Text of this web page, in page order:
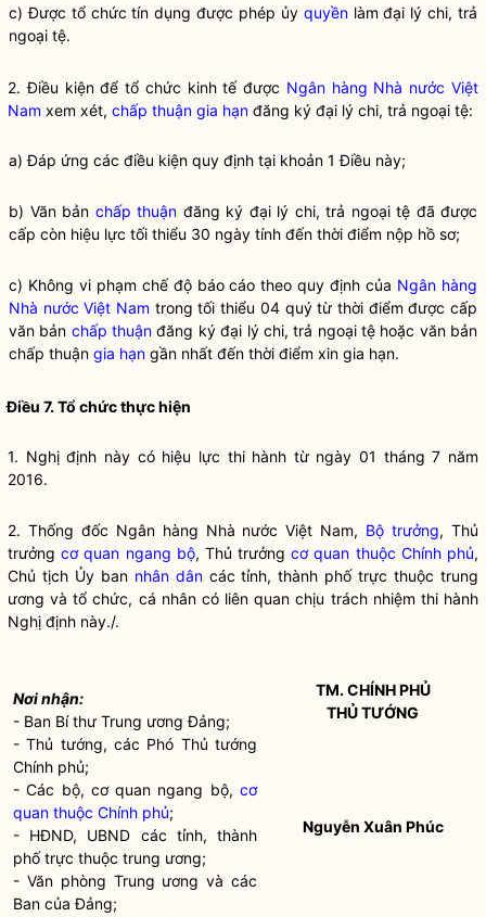
c) Được tổ chức tín dụng được phép ủy quyềnlàm đại lý chi, trả
ngoại tệ.
2. Điều kiện đểtổ chức kinh tếđược Ngân hàng Nhà nước Việt
Nam xem xét, chấp thuận gia hạn đăng ký đại lý chi, trả ngoại tệ:
a) Đáp ứng các điều kiện quy định tại khoản 1 Điều này;
b) Văn bản chấp thuận đăng ký đại lý chi, trả ngoại tệ đã được
cấp còn hiệu lực tối thiểu 30 ngày tính đến thời điểm nộp hồ sơ;
c) Không vi phạm chế độ báo cáo theo quy định của Ngân hàng
Nhà nước Việt Nam trong tối thiểu 04 quý từ thời điểm được cấp
văn bản chấp thuận đăng ký đại lý chi, trả ngoại tệ hoặc văn bản
chấp thuận gia hạn gần nhất đến thời điểm xin gia hạn.
Điều 7. Tổ chức thực hiện
1. Nghị định này có hiệu lực thi hành từ ngày 01 tháng 7 năm
2016.
2. Thống đốc Ngân hàng Nhà nước Việt Nam, Bộ trưởng, Thủ
trưởngcơ quan ngang bộ, Thủ trưởngcơ quan thuộc Chính phủ,
Chủ tịch Ủy ban nhân dâncác tỉnh, thành phố trực thuộc trung
ương và tổ chức, cá nhân có liên quan chịu trách nhiệm thi hành
Nghị định này./.
Nơi nhận:
- Ban Bí thư Trung ương Đảng;
- Thủ tướng, các Phó Thủ tướng
Chính phủ;
- Các bộ, cơ quan ngang bộ, cơ
quan thuộc Chính phủ;
- HĐND, UBND các tỉnh, thành
phố trực thuộc trung ương;
- Văn phòng Trung ương và các
Ban của Đảng;
TM. CHÍNH PHỦ
THỦ TƯỚNG
Nguyễn Xuân Phúc